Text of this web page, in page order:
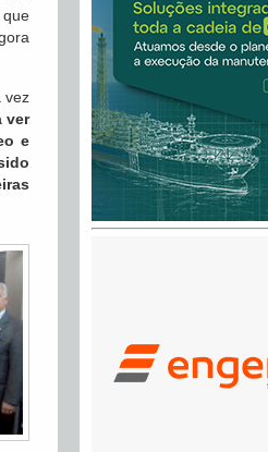
vez
ver
e